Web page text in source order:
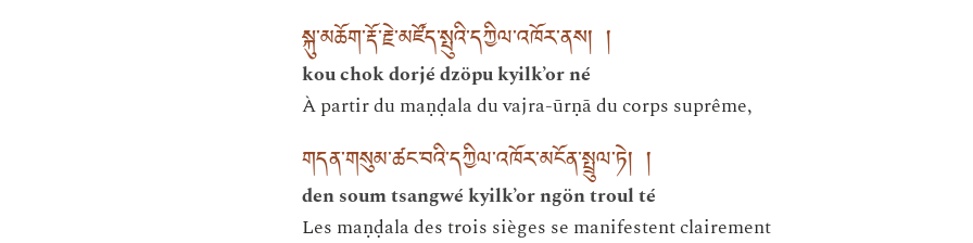
སྐུ་མཆོག་རྡོ་རྗེ་མཛོད་སྤུའི་དཀྱིལ་འཁོར་ནས། །
kou chok dorjé dzöpu kyilk’or né
À partir du maṇḍala du vajra-ūrṇā du corps suprême,
གདན་གསུམ་ཚང་བའི་དཀྱིལ་འཁོར་མངོན་སྤྲུལ་ཏེ། །
den soum tsangwé kyilk’or ngön troul té
Les maṇḍala des trois sièges se manifestent clairement